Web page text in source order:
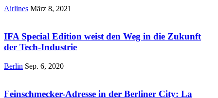
Airlines März 8, 2021
IFA Special Edition weist den Weg in die Zukunft
der Tech-Industrie
Berlin Sep. 6, 2020
Feinschmecker-Adresse in der Berliner City: La